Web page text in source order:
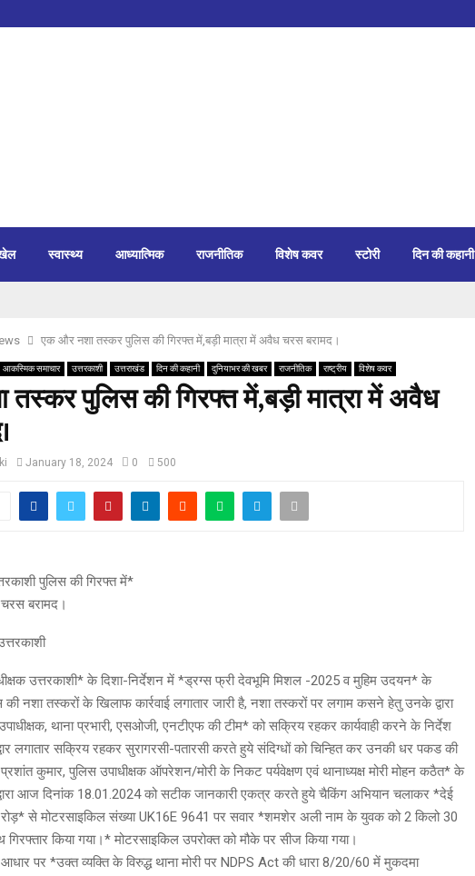
स्वास्थ्य आध्यात्मिक राजनीतिक विशेष कवर स्टोरी दिन की कहानी
एक और नशा तस्कर पुलिस की गिरफ्त में,बड़ी मात्रा में अवैध चरस बरामद।
आकस्मिक समाचार उत्तरकाशी उत्तराखंड दिन की कहानी दुनियाभर की खबर राजनीतिक राष्ट्रीय विशेष कवर
पुलिस की गिरफ्त में,बड़ी मात्रा में अवैध
January 18, 2024 0 500
पुलिस की गिरफ्त में*
बरामद।
उत्तरकाशी* के दिशा-निर्देशन में *ड्रग्स फ्री देवभूमि मिशल -2025 व मुहिम उदयन* के
की नशा तस्करों के खिलाफ कार्रवाई लगातार जारी है, नशा तस्करों पर लगाम कसने हेतु उनके द्वारा
थाना प्रभारी, एसओजी, एनटीएफ की टीम* को सक्रिय रहकर कार्यवाही करने के निर्देश
लगातार सक्रिय रहकर सुरागरसी-पतारसी करते हुये संदिग्धों को चिन्हित कर उनकी धर पकड की
प्रशांत कुमार, पुलिस उपाधीक्षक ऑपरेशन/मोरी के निकट पर्यवेक्षण एवं थानाध्यक्ष मोरी मोहन कठैत* के
आज दिनांक 18.01.2024 को सटीक जानकारी एकत्र करते हुये चैकिंग अभियान चलाकर *देई
से मोटरसाइकिल संख्या UK16E 9641 पर सवार *शमशेर अली नाम के युवक को 2 किलो 30
किया गया।* मोटरसाइकिल उपरोक्त को मौके पर सीज किया गया।
आधार पर *उक्त व्यक्ति के विरुद्ध थाना मोरी पर NDPS Act की धारा 8/20/60 में मुकदमा